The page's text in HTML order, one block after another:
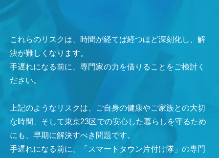
これらのリスクは、時間が経てば経つほど深刻化し、解
決が難しくなります。
手遅れになる前に、専門家の力を借りることをご検討く
ださい。
上記のようなリスクは、ご自身の健康やご家族との大切
な時間、そして東京23区での安心した暮らしを守るため
にも、早期に解決すべき問題です。
手遅れになる前に、「スマートタウン片付け隊」の専門